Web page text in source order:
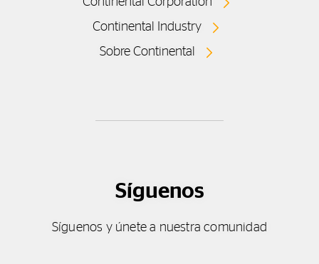
Continental Industry
Sobre Continental
Síguenos
Síguenos y únete a nuestra comunidad